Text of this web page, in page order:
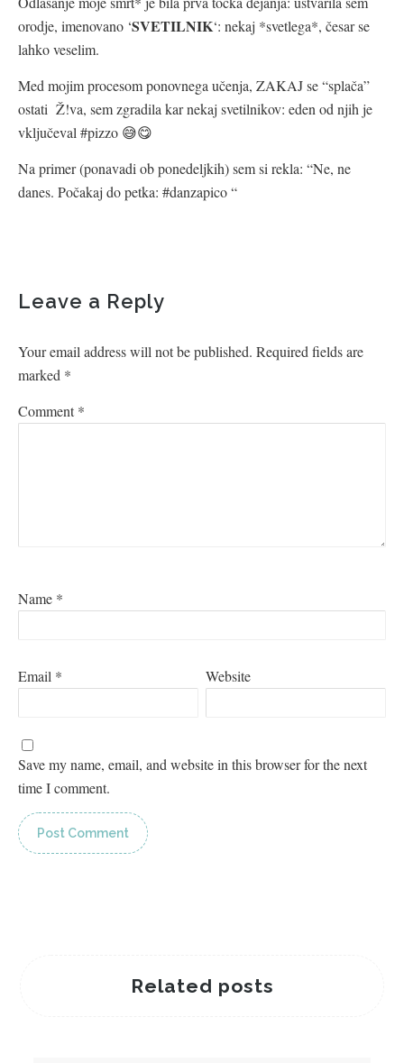
orodje, imenovano ‘SVETILNIK‘: nekaj *svetlega*, česar se
lahko veselim.
Med mojim procesom ponovnega učenja, ZAKAJ se “splača”
ostati Ž!va, sem zgradila kar nekaj svetilnikov: eden od njih je
vključeval #pizzo 😅😋
Na primer (ponavadi ob ponedeljkih) sem si rekla: “Ne, ne
danes. Počakaj do petka: #danzapico “
Leave a Reply
Your email address will not be published. Required fields are
marked *
Comment*
Name *
Email * Website
Save my name, email, and website in this browser for the next
time I comment.
Related posts